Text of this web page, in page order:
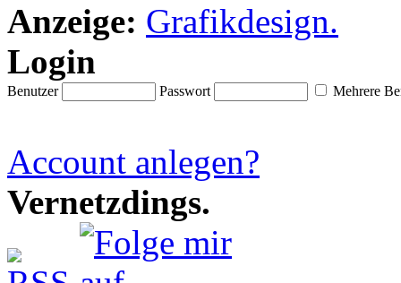
Anzeige:
Login
Benutzer Passwort Mehrere
Account anlegen?
Vernetzdings.